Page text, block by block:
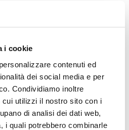
i cookie
contenuti ed
dei social media e per
Condividiamo inoltre
utilizzi il nostro sito con i
di analisi dei dati web,
i quali potrebbero combinarle
COA
Registrati per i download